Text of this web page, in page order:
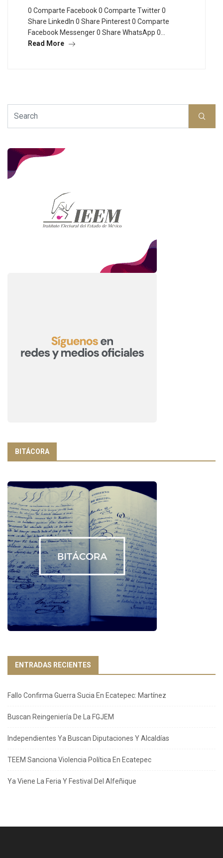
0 Comparte Facebook 0 Comparte Twitter 0
Share LinkedIn 0 Share Pinterest 0 Comparte
Facebook Messenger 0 Share WhatsApp 0…
Read More
BITÁCORA
ENTRADAS RECIENTES
Fallo Confirma Guerra Sucia En Ecatepec: Martínez
Buscan Reingeniería De La FGJEM
Independientes Ya Buscan Diputaciones Y Alcaldías
TEEM Sanciona Violencia Política En Ecatepec
Ya Viene La Feria Y Festival Del Alfeñique